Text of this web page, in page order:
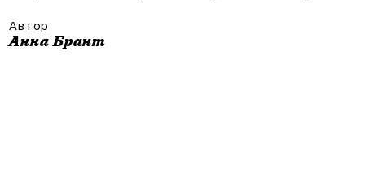
Автор
Анна Брант